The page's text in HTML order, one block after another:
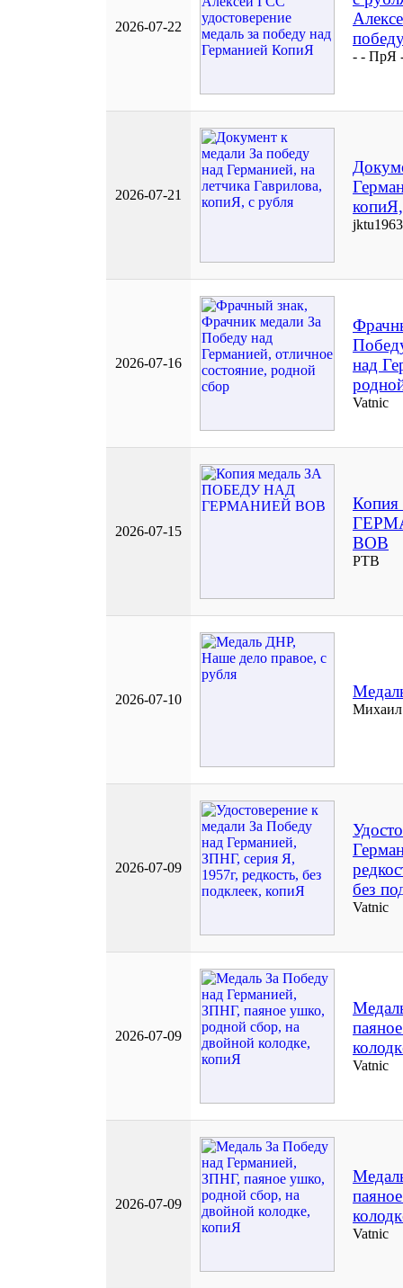
2026-07-22
- - ПрЯ
2026-07-21
jktu1963
2026-07-16
над
Vatnic
2026-07-15
ВОВ
РТВ
2026-07-10
2026-07-09
без
Vatnic
2026-07-09
Vatnic
2026-07-09
Vatnic